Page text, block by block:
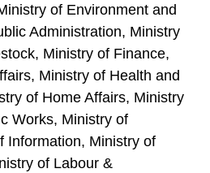
of Environment and
Administration, Ministry
Ministry of Finance,
Ministry of Health and
of Home Affairs, Ministry
Works, Ministry of
Information, Ministry of
of Labour &